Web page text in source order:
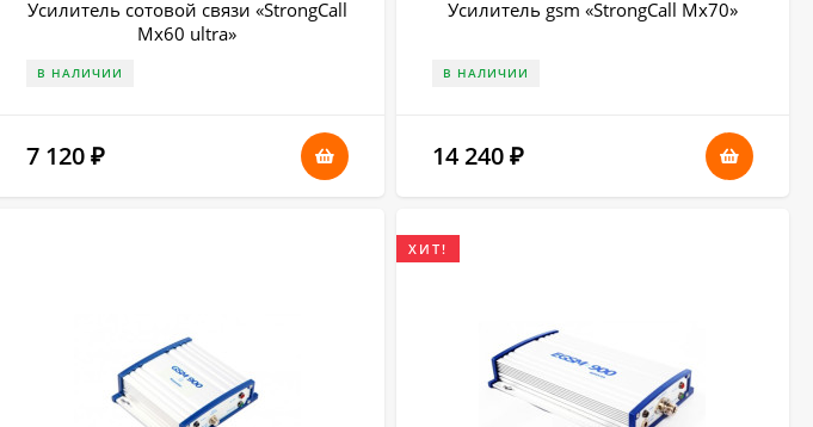
Усилитель сотовой связи «StrongCall
Mx60 ultra»
В НАЛИЧИИ
7 120₽
Усилитель gsm «StrongCall Mx70»
В НАЛИЧИИ
14 240 ₽
ХИТ!